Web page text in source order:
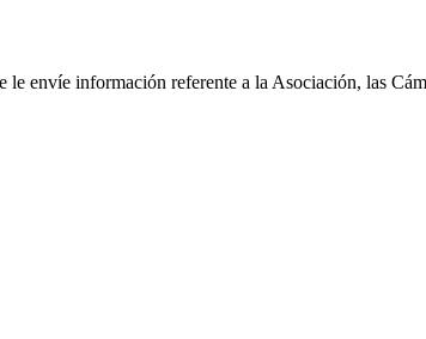
envíe información referente a la Asociación, las